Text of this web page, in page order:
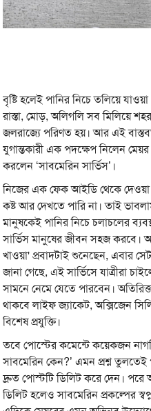
বৃষ্টি হলেই পানির নিচে তলিয়ে
রাস্তা, মোড়, অলিগলি সব মিলিয়ে
জলরাজ্যে পরিণত হয়। আর এই
যুগান্তকারী এক পদক্ষেপ নিলেন
করলেন ‘সাবমেরিন সার্ভিস’।
নিজের এক ফেক আইডি থেকে দেওয়া
কষ্ট আর দেখতে পারি না। তাই
মানুষকেই পানির নিচে চলাচলের
সার্ভিস মানুষের জীবন সহজ
খাওয়া' প্রবাদটাই শুনেছেন, এবার
জানা গেছে, এই সার্ভিসে যাত্রীরা
সামনে নেমে যেতে পারবেন।
থাকবে লাইফ জ্যাকেট, অক্সিজেন
বিশেষ প্রযুক্তি।
তবে পোস্টের কমেন্টে কয়েকজন
সাবমেরিন কেন?’ এমন প্রশ্ন তুলতেই
দ্রুত পোস্টটি ডিলিট করে দেন। পরে
ডিলিট হলেও সাবমেরিন প্রকল্পের